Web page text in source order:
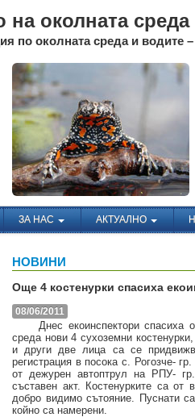
на околната
по околната среда и водите
ЗА НАС АКТУАЛНО
НОВИНИ
Още 4 костенурки спасиха
08/06/2011
Днес екоинспектори спасиха
среда нови 4 сухоземни
и други две лица са се
регистрация в посока с. Рогозче-
от дежурен автоптрул на РПУ-
съставен акт. Костенурките са
добро видимо сътояние. Пуснати
койно са намерени.